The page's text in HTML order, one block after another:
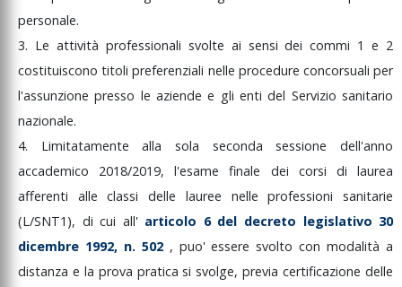
personale.
3. Le attività professionali svolte ai sensideicommi 1e 2
costituisconotitolipreferenziali nelle procedure concorsualiper
l'assunzionepresso leaziendee glientidel Serviziosanitario
nazionale.
4. Limitatamenteallasola secondasessionedell'anno
accademico 2018/2019,l'esamefinale dei corsi dilaurea
afferenti alleclassidelle lauree nelleprofessionisanitarie
(L/SNT1), dicui all' articolo 6 del decreto legislativo 30
dicembre 1992, n. 502 , puo'esseresvoltoconmodalitàa
distanza e la prova praticasisvolge,previacertificazionedelle